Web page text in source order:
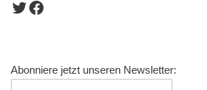
Abonniere jetzt unseren Newsletter: